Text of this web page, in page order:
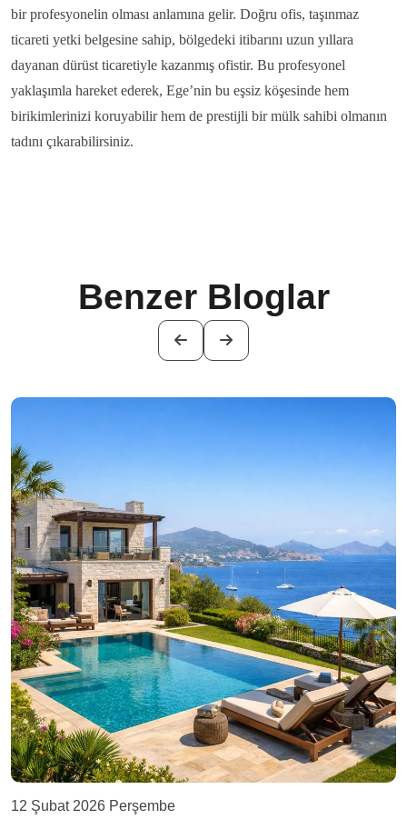
bir profesyonelin olması anlamına gelir. Doğru ofis, taşınmaz
ticareti yetki belgesine sahip, bölgedeki itibarını uzun yıllara
dayanan dürüst ticaretiyle kazanmış ofistir. Bu profesyonel
yaklaşımla hareket ederek, Ege’nin bu eşsiz köşesinde hem
birikimlerinizi koruyabilir hem de prestijli bir mülk sahibi olmanın
tadını çıkarabilirsiniz.
Benzer Bloglar
12 Şubat 2026 Perşembe